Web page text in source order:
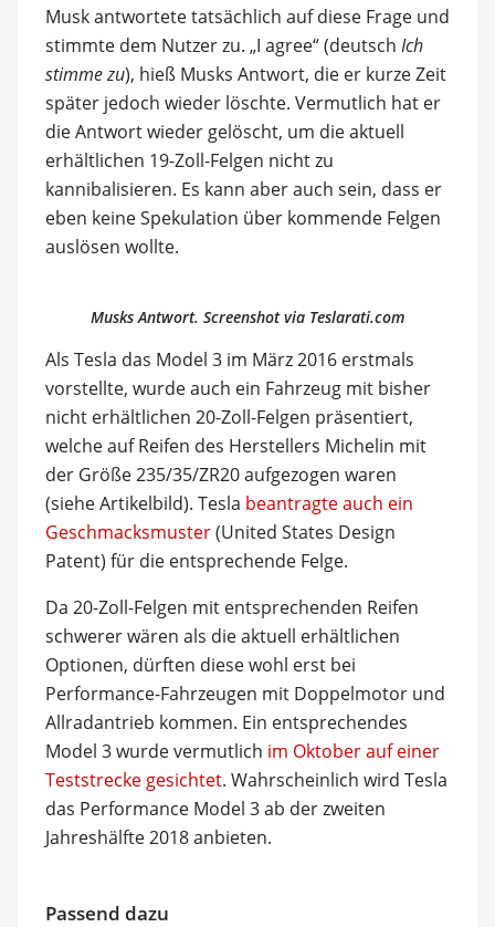
Musk antwortete tatsächlich auf diese Frage und
stimmte dem Nutzer zu. „I agree“ (deutsch Ich
stimme zu), hieß Musks Antwort, die er kurze Zeit
später jedoch wieder löschte. Vermutlich hat er
die Antwort wieder gelöscht, um die aktuell
erhältlichen 19-Zoll-Felgen nicht zu
kannibalisieren. Es kann aber auch sein, dass er
eben keine Spekulation über kommende Felgen
auslösen wollte.
Musks Antwort. Screenshot via Teslarati.com
Als Tesla das Model 3 im März 2016 erstmals
vorstellte, wurde auch ein Fahrzeug mit bisher
nicht erhältlichen 20-Zoll-Felgen präsentiert,
welche auf Reifen des Herstellers Michelin mit
der Größe 235/35/ZR20 aufgezogen waren
(siehe Artikelbild). Tesla beantragte auch ein
Geschmacksmuster(United States Design
Patent) für die entsprechende Felge.
Da 20-Zoll-Felgen mit entsprechenden Reifen
schwerer wären als die aktuell erhältlichen
Optionen, dürften diese wohl erst bei
Performance-Fahrzeugen mit Doppelmotor und
Allradantrieb kommen. Ein entsprechendes
Model 3 wurde vermutlich im Oktober auf einer
Teststrecke gesichtet. Wahrscheinlich wird Tesla
das Performance Model 3 ab der zweiten
Jahreshälfte 2018 anbieten.
Passend dazu